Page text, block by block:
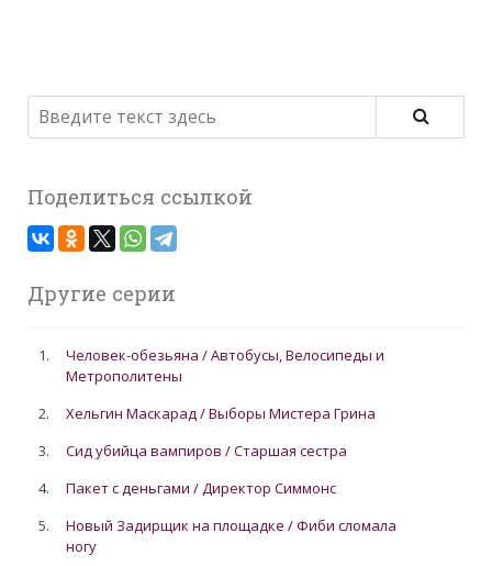
Поделиться ссылкой
Другие серии
1.
Человек-обезьяна / Автобусы, Велосипеды и
Метрополитены
2.
Хельгин Маскарад / Выборы Мистера Грина
3.
Сид убийца вампиров / Старшая сестра
4.
Пакет с деньгами / Директор Симмонс
5.
Новый Задирщик на площадке / Фиби сломала
ногу